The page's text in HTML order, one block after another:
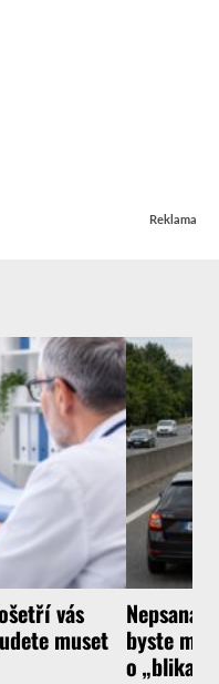
Reklama
vás
muset
Nepsaná
byste
o